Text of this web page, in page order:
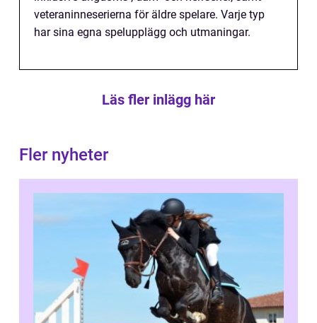
veteraninneserierna för äldre spelare. Varje typ
har sina egna spelupplägg och utmaningar.
Läs fler inlägg här
Fler nyheter